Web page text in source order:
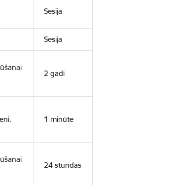
Sesija
Sesija
2 gadi
1 minūte
24 stundas